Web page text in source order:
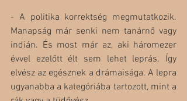
- A politika korrektség megmutatkozik.
Manapság már senki nem tanárnő vagy
indián. És most már az, aki háromezer
évvel ezelőtt élt sem lehet leprás. Így
elvész az egésznek a drámaisága. A lepra
ugyanabba a kategóriába tartozott, mint a